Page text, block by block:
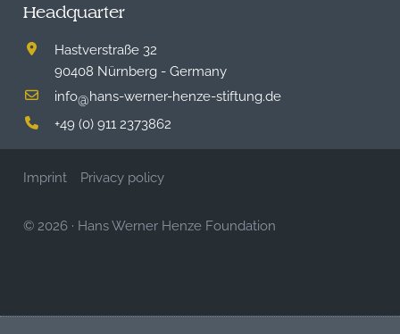
Headquarter
Hastverstraße 32
90408 Nürnberg - Germany
info@hans-werner-henze-stiftung.de
+49 (0) 911 2373862
Imprint Privacy policy
© 2026 · Hans Werner Henze Foundation